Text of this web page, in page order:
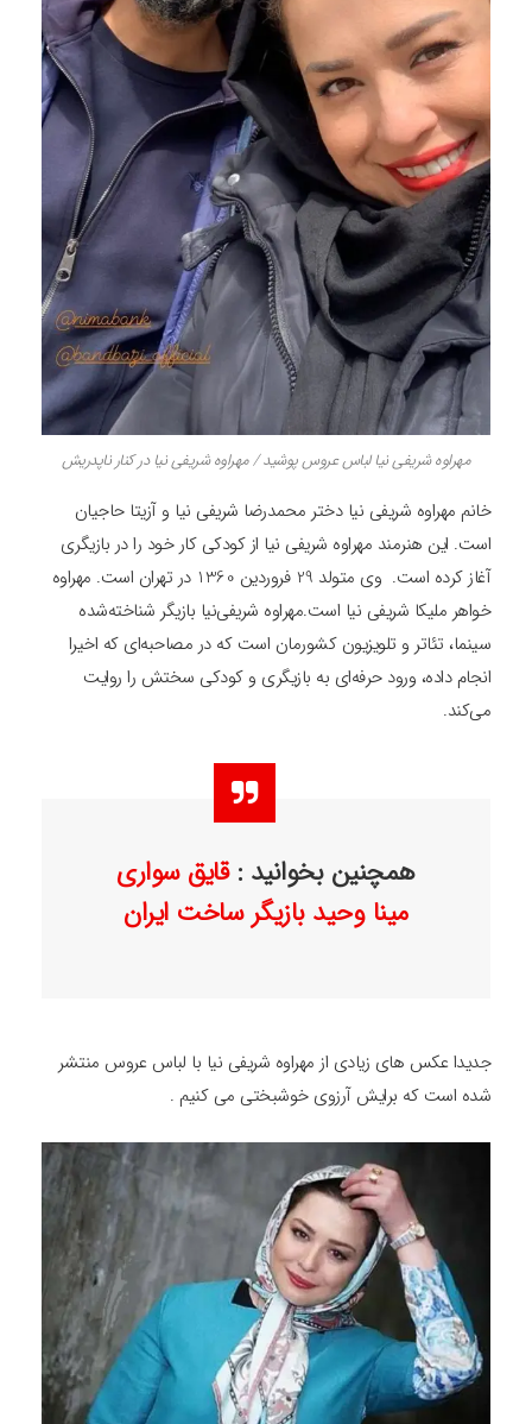
مهراوه شریفی نیا لباس عروس پوشید / مهراوه شریفی نیا در کنار ناپدریش
خانم مهراوه شریفی نیا دختر محمدرضا شریفی نیا و آزیتا حاجیان
است. این هنرمند مهراوه شریفی نیا از کودکی کار خود را در بازیگری
آغاز کرده است. وی متولد 29 فروردین 1360 در تهران است. مهراوه
خواهر ملیکا شریفی نیا است.مهراوه شریفی‌نیا بازیگر شناخته‌شده
سینما، تئاتر و تلویزیون کشورمان است که در مصاحبه‌ای که اخیرا
انجام داده، ورود حرفه‌ای به بازیگری و کودکی سختش را روایت
می‌کند.
همچنین بخوانید :قایق سواری
مینا وحید بازیگر ساخت ایران
جدیدا عکس های زیادی از مهراوه شریفی نیا با لباس عروس منتشر
شده است که برایش آرزوی خوشبختی می کنیم .